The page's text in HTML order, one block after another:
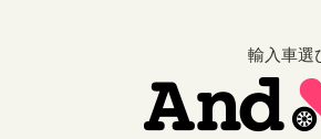
輸入車選